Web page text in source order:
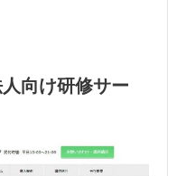
向け研修サー